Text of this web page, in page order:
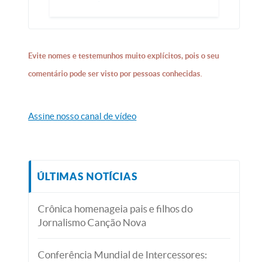
Evite nomes e testemunhos muito explícitos, pois o seu
comentário pode ser visto por pessoas conhecidas.
Assine nosso canal de vídeo
ÚLTIMAS NOTÍCIAS
Crônica homenageia pais e filhos do
Jornalismo Canção Nova
Conferência Mundial de Intercessores: